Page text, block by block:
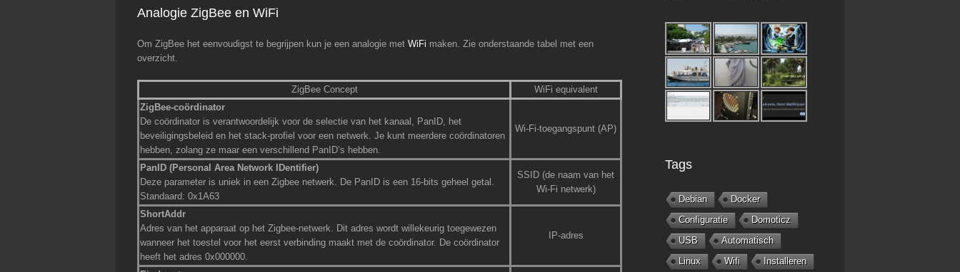
Analogie ZigBee en WiFi
Om ZigBee het eenvoudigst te begrijpen kun je een analogie met WiFi maken. Zie onderstaande tabel met een
overzicht.
ZigBee Concept
WiFi equivalent
ZigBee-coördinator
De coördinator is verantwoordelijk voor de selectie van het kanaal, PanID, het
beveiligingsbeleid en het stack-profiel voor een netwerk. Je kunt meerdere coördinatoren
hebben, zolang ze maar een verschillend PanID’s hebben.
Wi-Fi-toegangspunt (AP)
PanID (Personal Area Network IDentifier)
Deze parameter is uniek in een Zigbee netwerk. De PanID is een 16-bits geheel getal.
Standaard: 0x1A63
SSID (de naam van het
Wi-Fi netwerk)
ShortAddr
Adres van het apparaat op het Zigbee-netwerk. Dit adres wordt willekeurig toegewezen
wanneer het toestel voor het eerst verbinding maakt met de coördinator. De coördinator
heeft het adres 0x000000.
IP-adres
Tags
Debian
Docker
Configuratie
Domoticz
USB
Automatisch
Linux
Wifi
Installeren